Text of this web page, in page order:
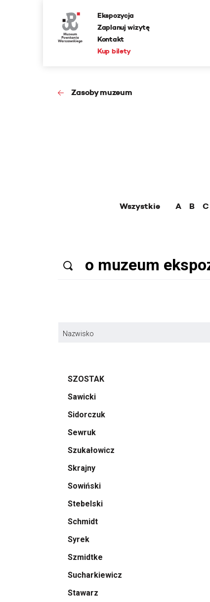
Ekspozycja
Zaplanuj wizytę
Kontakt
Kup bilety
Zasoby muzeum
Wszystkie A B C
Nazwisko
SZOSTAK
Sawicki
Sidorczuk
Sewruk
Szukałowicz
Skrajny
Sowiński
Stebelski
Schmidt
Syrek
Szmidtke
Sucharkiewicz
Stawarz